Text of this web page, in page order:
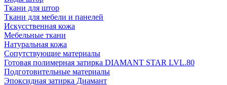
Ткани для штор
Ткани для мебели и панелей
Искусственная кожа
Мебельные ткани
Натуральная кожа
Сопутствующие материалы
Готовая полимерная затирка DIAMANT STAR LVL.80
Подготовительные материалы
Эпоксидная затирка Диамант